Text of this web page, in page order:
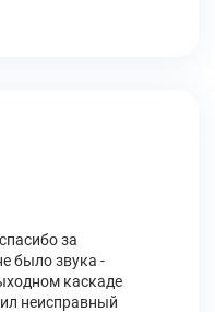
за
было звука -
каскаде
неисправный